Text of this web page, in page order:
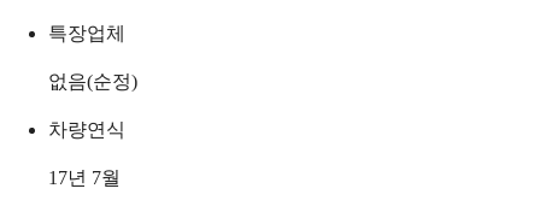
특장업체
없음(순정)
차량연식
17년 7월